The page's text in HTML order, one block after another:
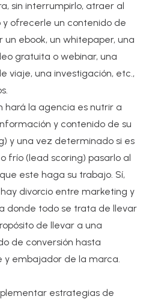
sin interrumpirlo, atraer al
y ofrecerle un contenido de
ebook, un whitepaper, una
gratuita o webinar, una
viaje, una investigación, etc.,
hará la agencia es nutrir a
y contenido de su
y una vez determinado si es
frío (lead scoring) pasarlo al
este haga su trabajo. Sí,
divorcio entre marketing y
donde todo se trata de llevar
de llevar a una
de conversión hasta
y embajador de la marca.
estrategias de